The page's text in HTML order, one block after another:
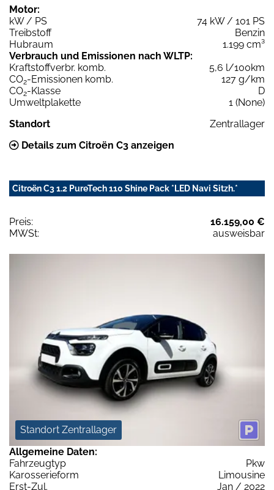
Motor:
kW / PS
74 kW / 101 PS
Treibstoff
Benzin
Hubraum
1.199 cm³
Verbrauch und Emissionen nach WLTP:
Kraftstoffverbr. komb.
5,6 l/100km
CO2-Emissionen komb.
127 g/km
CO2-Klasse
D
Umweltplakette
1 (None)
Standort
Zentrallager
Details zum Citroën C3 anzeigen
Citroën C3 1.2 PureTech 110 Shine Pack *LED Navi Sitzh.*
Preis:
16.159,00 €
MWSt:
ausweisbar
Standort Zentrallager
Allgemeine Daten:
Fahrzeugtyp
Pkw
Karosserieform
Limousine
Erst-Zul.
Jan / 2022